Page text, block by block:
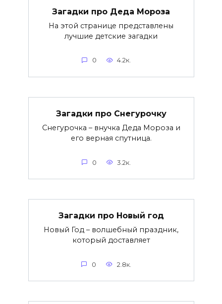
Загадки про Деда Мороза
На этой странице представлены
лучшие детские загадки
0 4.2к.
Загадки про Снегурочку
Снегурочка – внучка Деда Мороза и
его верная спутница.
0 3.2к.
Загадки про Новый год
Новый Год – волшебный праздник,
который доставляет
0 2.8к.